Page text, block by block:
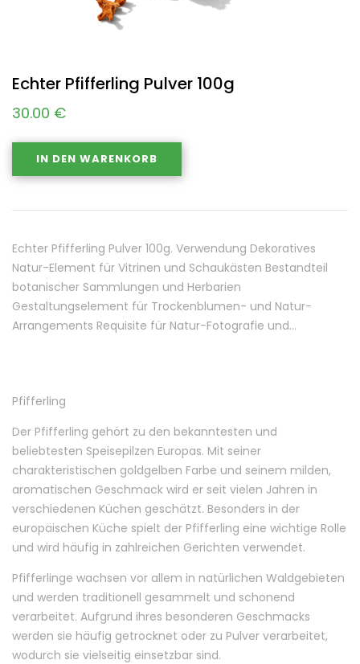
Echter Pfifferling Pulver 100g
30.00 €
IN DEN WARENKORB
Echter Pfifferling Pulver 100g. Verwendung Dekoratives
Natur-Element für Vitrinen und Schaukästen Bestandteil
botanischer Sammlungen und Herbarien
Gestaltungselement für Trockenblumen- und Natur-
Arrangements Requisite für Natur-Fotografie und…
Pfifferling
Der Pfifferling gehört zu den bekanntesten und
beliebtesten Speisepilzen Europas. Mit seiner
charakteristischen goldgelben Farbe und seinem milden,
aromatischen Geschmack wird er seit vielen Jahren in
verschiedenen Küchen geschätzt. Besonders in der
europäischen Küche spielt der Pfifferling eine wichtige Rolle
und wird häufig in zahlreichen Gerichten verwendet.
Pfifferlinge wachsen vor allem in natürlichen Waldgebieten
und werden traditionell gesammelt und schonend
verarbeitet. Aufgrund ihres besonderen Geschmacks
werden sie häufig getrocknet oder zu Pulver verarbeitet,
wodurch sie vielseitig einsetzbar sind.